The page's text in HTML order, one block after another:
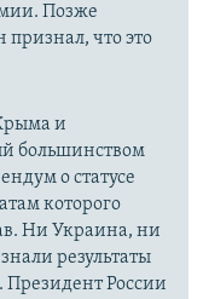
Позже
что это
и
большинством
о статусе
которого
Ни Украина, ни
результаты
Президент России